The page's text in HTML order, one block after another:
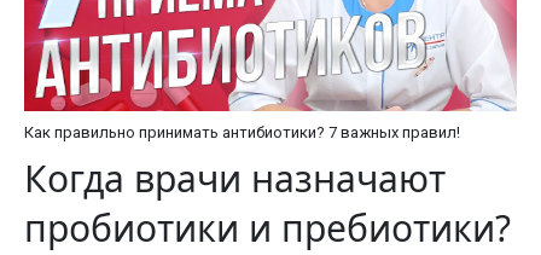
Как правильно принимать антибиотики? 7 важных правил!
Когда врачи назначают
пробиотики и пребиотики?